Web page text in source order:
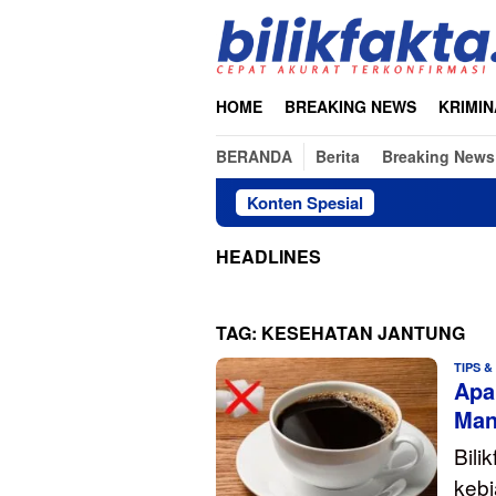
HOME BREAKING NEWS
BERANDA Berita Breaking News
Konten Spesial
HEADLINES
TAG: KESEHATAN JANTUNG
TIPS